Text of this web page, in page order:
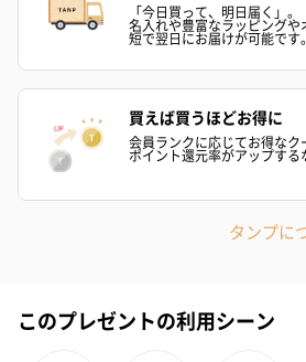
ゼリーバウム カット
スキンケアグッズ
「今日買って、明日届く」。
名入れや豊富なラッピング
短で翌日にお届けが可能です
買えば買うほどお得に
会員ランクに応じてお得なク
ポイント還元率がアップする
タンプに
このプレゼントの利用シーン